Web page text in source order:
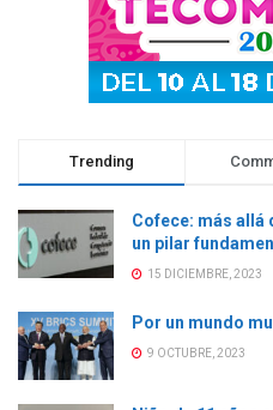
Trending
Cofece: más
un pilar
15 DICIEMBRE, 2023
Por un mundo
9 OCTUBRE, 2023